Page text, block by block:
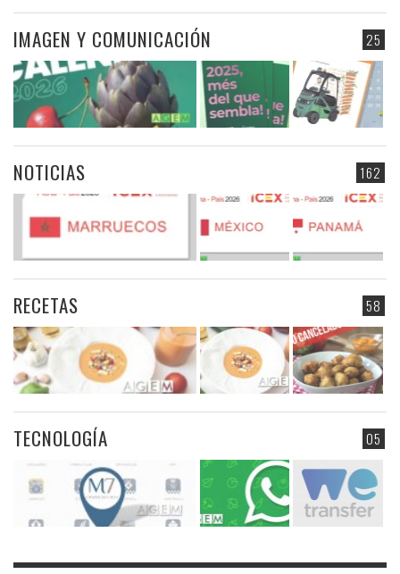
25
IMAGEN Y COMUNICACIÓN
162
NOTICIAS
58
RECETAS
05
TECNOLOGÍA